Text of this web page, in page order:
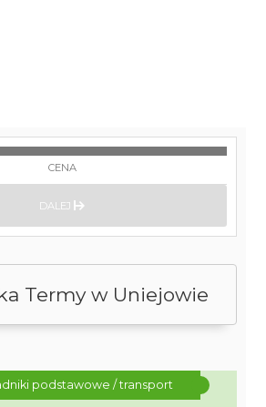
Termy w Uniejowie
podstawowe / transport
CENA
DALEJ